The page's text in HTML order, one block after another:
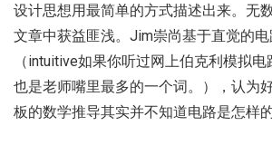
设计思想用最简单的方式描述出来。无
文章中获益匪浅。Jim崇尚基于直觉的
（intuitive如果你听过网上伯克利模拟
也是老师嘴里最多的一个词。），认为
板的数学推导其实并不知道电路是怎样的